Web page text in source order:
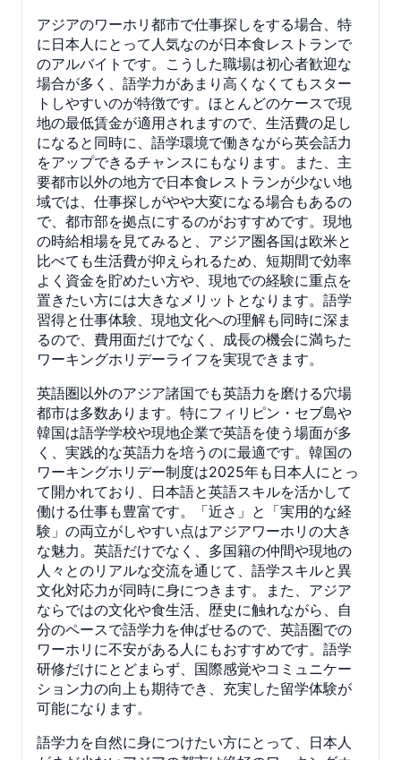
アジアのワーホリ都市で仕事探しをする場合、特
に日本人にとって人気なのが日本食レストランで
のアルバイトです。こうした職場は初心者歓迎な
場合が多く、語学力があまり高くなくてもスター
トしやすいのが特徴です。ほとんどのケースで現
地の最低賃金が適用されますので、生活費の足し
になると同時に、語学環境で働きながら英会話力
をアップできるチャンスにもなります。また、主
要都市以外の地方で日本食レストランが少ない地
域では、仕事探しがやや大変になる場合もあるの
で、都市部を拠点にするのがおすすめです。現地
の時給相場を見てみると、アジア圏各国は欧米と
比べても生活費が抑えられるため、短期間で効率
よく資金を貯めたい方や、現地での経験に重点を
置きたい方には大きなメリットとなります。語学
習得と仕事体験、現地文化への理解も同時に深ま
るので、費用面だけでなく、成長の機会に満ちた
ワーキングホリデーライフを実現できます。
英語圏以外のアジア諸国でも英語力を磨ける穴場
都市は多数あります。特にフィリピン・セブ島や
韓国は語学学校や現地企業で英語を使う場面が多
く、実践的な英語力を培うのに最適です。韓国の
ワーキングホリデー制度は2025年も日本人にとっ
て開かれており、日本語と英語スキルを活かして
働ける仕事も豊富です。「近さ」と「実用的な経
験」の両立がしやすい点はアジアワーホリの大き
な魅力。英語だけでなく、多国籍の仲間や現地の
人々とのリアルな交流を通じて、語学スキルと異
文化対応力が同時に身につきます。また、アジア
ならではの文化や食生活、歴史に触れながら、自
分のペースで語学力を伸ばせるので、英語圏での
ワーホリに不安がある人にもおすすめです。語学
研修だけにとどまらず、国際感覚やコミュニケー
ション力の向上も期待でき、充実した留学体験が
可能になります。
語学力を自然に身につけたい方にとって、日本人